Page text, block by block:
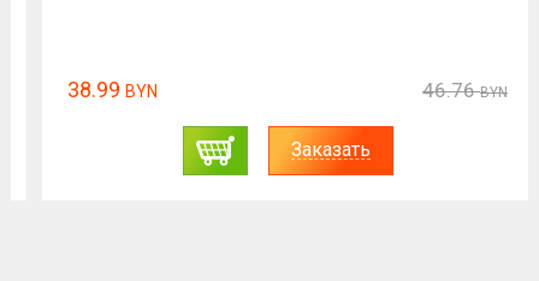
38.99BYN 46.76 BYN
Заказать